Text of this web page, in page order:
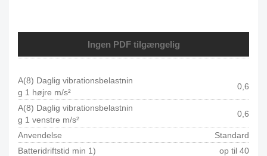
Ingen PDF tilgængelig
A(8) Daglig vibrationsbelastnin
g 1 højre m/s²
0,6
A(8) Daglig vibrationsbelastnin
g 1 venstre m/s²
0,6
Anvendelse
Standard
Batteridriftstid min 1)
op til 40